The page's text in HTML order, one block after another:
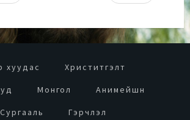
хуудас Христитгэлт
Монгол Анимейшн
Сургааль Гэрчлэл